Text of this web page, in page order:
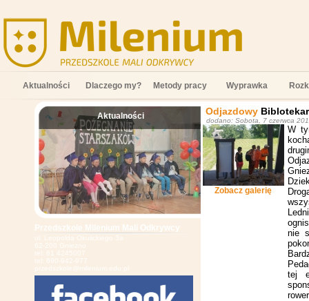
Aktualności Dlaczego my? Metody pracy Wyprawka
Aktualności
Przedszkole Milenium Mali Odkrywcy
ul. Leopolda Okulickiego 3a
62-200 Gniezno
tel: 61 4245007
tel: 690-942-977
przedszkole@milenium.edu.pl
Odjazdowy
dodano: Sobota, 7 czerwca
Zobacz galerię
W
nie
tej